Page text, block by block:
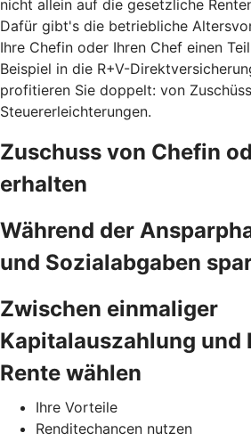
nicht allein auf die gesetzliche
Dafür gibt's die betriebliche
Ihre Chefin oder Ihren Chef einen
Beispiel in die R+V-
profitieren Sie doppelt: von
Steuererleichterungen.
Zuschuss von Chefin
erhalten
Während der
und Sozialabgaben
Zwischen einmaliger
Kapitalauszahlung und
Rente wählen
Ihre Vorteile
Renditechancen nutzen